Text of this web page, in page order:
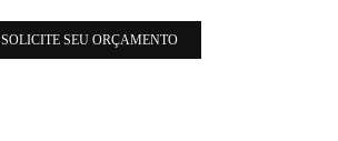
SOLICITE SEU ORÇAMENTO